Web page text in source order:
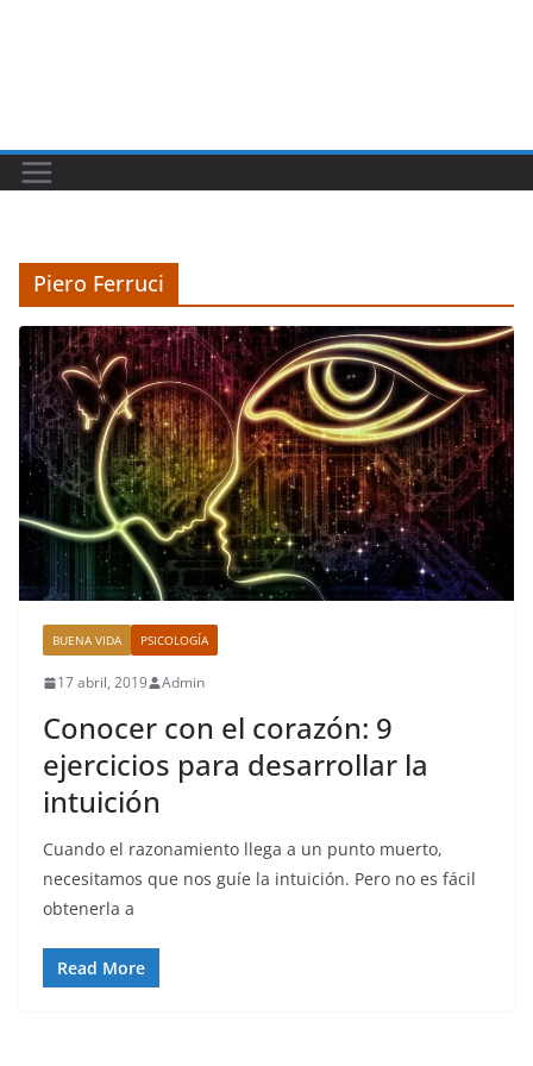
Piero Ferruci
BUENA VIDA PSICOLOGÍA
17 abril, 2019 Admin
Conocer con el corazón: 9
ejercicios para desarrollar la
intuición
Cuando el razonamiento llega a un punto muerto,
necesitamos que nos guíe la intuición. Pero no es fácil
obtenerla a
Read More